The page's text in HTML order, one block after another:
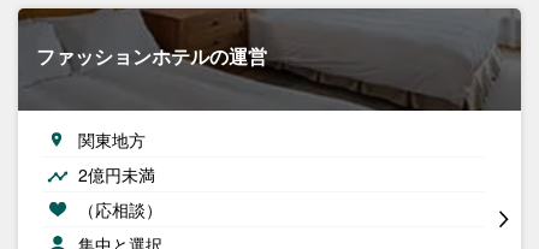
ファッションホテルの運営
関東地方
2億円未満
（応相談）
集中と選択